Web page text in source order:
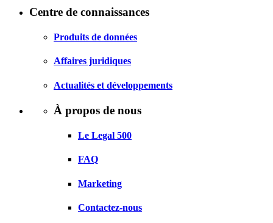
Centre de connaissances
Produits de données
Affaires juridiques
Actualités et développements
À propos de nous
Le Legal 500
FAQ
Marketing
Contactez-nous